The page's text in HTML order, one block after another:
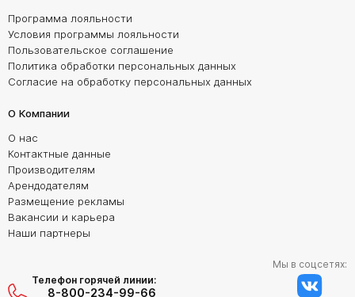
Программа лояльности
Условия программы лояльности
Пользовательское соглашение
Политика обработки персональных данных
Согласие на обработку персональных данных
О Компании
О нас
Контактные данные
Производителям
Арендодателям
Размещение рекламы
Вакансии и карьера
Наши партнеры
Телефон горячей линии:
8-800-234-99-66
Мы в соцсетях: